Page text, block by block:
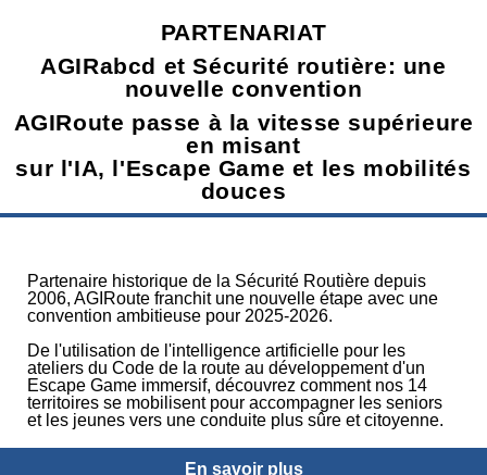
PARTENARIAT
AGIRabcd et Sécurité routière: une
nouvelle convention
AGIRoute passe à la vitesse supérieure
en misant
sur l'IA, l'Escape Game et les mobilités
douces
Partenaire historique de la Sécurité Routière depuis
2006, AGIRoute franchit une nouvelle étape avec une
convention ambitieuse pour 2025-2026.
De l'utilisation de l'intelligence artificielle pour les
ateliers du Code de la route au développement d'un
Escape Game immersif, découvrez comment nos 14
territoires se mobilisent pour accompagner les seniors
et les jeunes vers une conduite plus sûre et citoyenne.
En savoir plus